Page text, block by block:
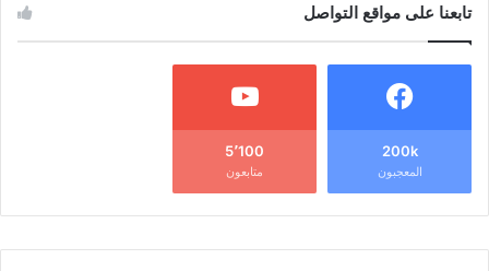
تابعنا على مواقع التواصل
200k
المعجبون
5٬100
متابعون